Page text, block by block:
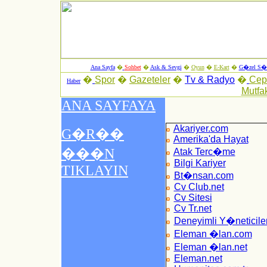
Ana Sayfa� Sohbet� Ask & Sevgi � Oyun� E-Kart� G�zel
Haber� Spor � Gazeteler � Tv & Radyo �
Akariyer.com
Amerika'da Hayat
Atak Terc�me
Bilgi Kariyer
Bt�nsan.com
Cv Club.net
Cv Sitesi
Cv Tr.net
Deneyimli
Eleman �lan.com
Eleman �lan.net
Eleman.net